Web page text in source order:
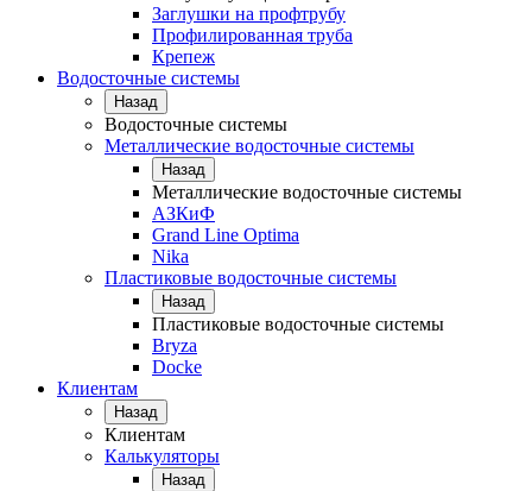
Заглушки на профтрубу
Профилированная труба
Крепеж
Водосточные системы
Назад
Водосточные системы
Металлические водосточные системы
Назад
Металлические водосточные системы
АЗКиФ
Grand Line Optima
Nika
Пластиковые водосточные системы
Назад
Пластиковые водосточные системы
Bryza
Docke
Клиентам
Назад
Клиентам
Калькуляторы
Назад